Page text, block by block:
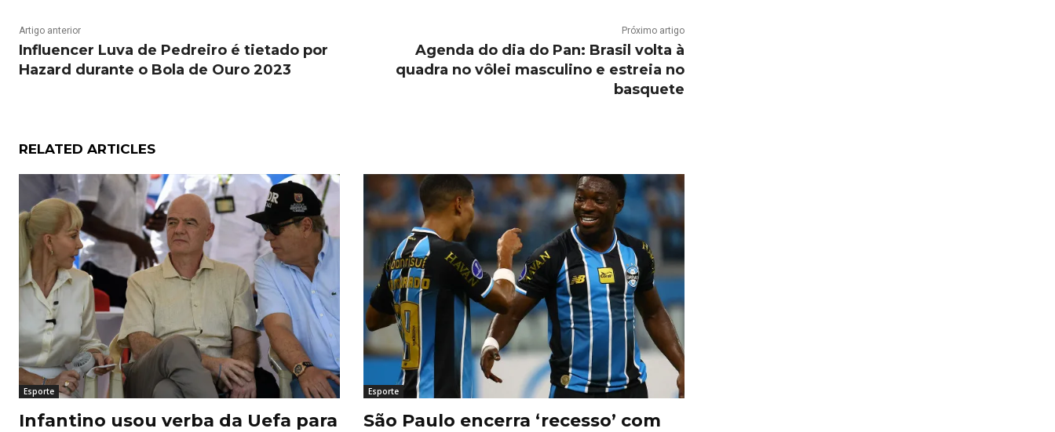
Artigo anterior
Influencer Luva de Pedreiro é tietado por
Hazard durante o Bola de Ouro 2023
Próximo artigo
Agenda do dia do Pan: Brasil volta à
quadra no vôlei masculino e estreia no
basquete
RELATED ARTICLES
Esporte
Infantino usou verba da Uefa para
Esporte
São Paulo encerra ‘recesso’ com